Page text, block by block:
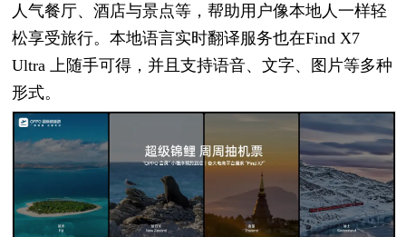
人气餐厅、酒店与景点等，帮助用户像本地人一样轻
松享受旅行。本地语言实时翻译服务也在Find X7
Ultra 上随手可得，并且支持语音、文字、图片等多种
形式。